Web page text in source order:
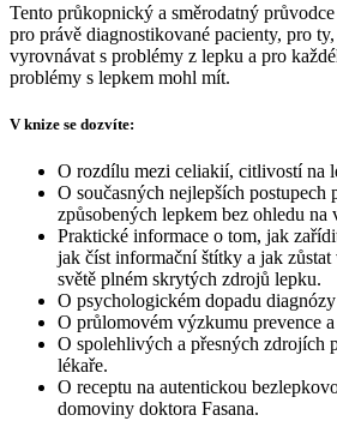
Tento průkopnický a směrodatný
pro právě diagnostikované pacienty, pro
vyrovnávat s problémy z lepku a pro
problémy s lepkem mohl mít.
V knize se dozvíte:
O rozdílu mezi celiakií, citlivostí na
O současných nejlepších postupech
způsobených lepkem bez ohledu na
Praktické informace o tom, jak
jak číst informační štítky a jak zůstat
světě plném skrytých zdrojů lepku.
O psychologickém dopadu
O průlomovém výzkumu prevence a
O spolehlivých a přesných zdrojích
lékaře.
O receptu na autentickou
domoviny doktora Fasana.